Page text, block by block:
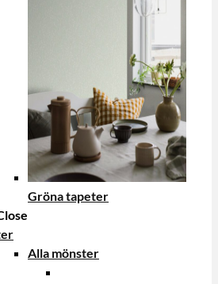
Gröna tapeter
Alla mönster